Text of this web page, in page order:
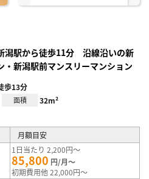
潟駅から徒歩11分 沿線沿いの新
新潟駅前マンスリーマンション
歩13分
面積 32m²
月額目安
1日当たり 2,200円～
85,800 円/月～
初期費用他 22,000円～